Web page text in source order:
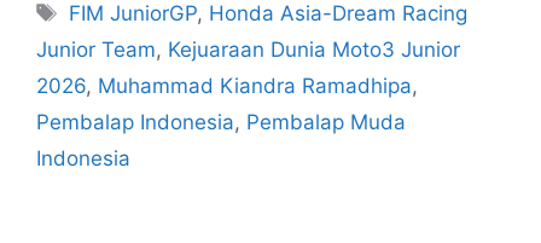
FIM JuniorGP, Honda Asia-Dream Racing
Junior Team, Kejuaraan Dunia Moto3 Junior
2026, Muhammad Kiandra Ramadhipa,
Pembalap Indonesia, Pembalap Muda
Indonesia